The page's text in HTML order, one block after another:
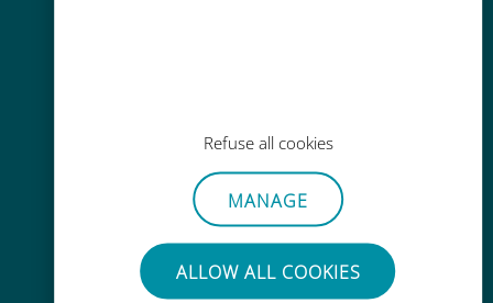
Refuse all cookies
MANAGE
ALLOW ALL COOKIES
Zahmetsiz
Mevcut SIM kartınızı çıkarmanıza
gerek yok